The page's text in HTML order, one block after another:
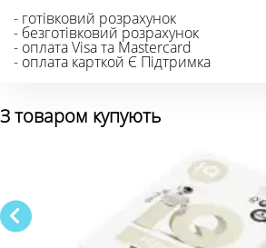
- готівковий розрахунок
- безготівковий розрахунок
- оплата Visa та Mastercard
- оплата карткой Є Підтримка
З товаром купують